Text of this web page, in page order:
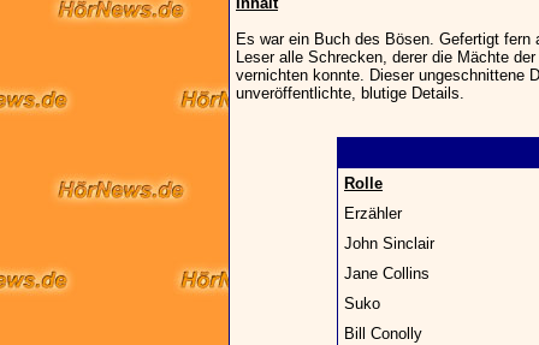
Es war ein Buch des Bösen. Gefertigt
Leser alle Schrecken, derer die Mächte
vernichten konnte. Dieser ungeschnittene
unveröffentlichte, blutige Details.
Rolle
Erzähler
John Sinclair
Jane Collins
Suko
Bill Conolly